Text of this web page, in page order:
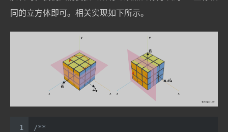
同的立方体即可。相关实现如下所示。
1
/**